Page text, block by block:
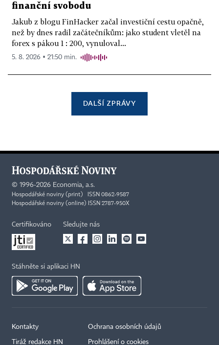
finanční svobodu
Jakub z blogu FinHacker začal investiční cestu opačně,
než by dnes radil začátečníkům: jako student vletěl na
forex s pákou 1 : 200, vynuloval...
5. 8. 2026 ▪ 21:50 min.
DALŠÍ ZPRÁVY
© 1996-2026 Economia, a.s.
Hospodářské noviny (print) ISSN 0862-9587
Hospodářské noviny (online) ISSN 2787-950X
Certifikováno Sledujte nás
Stáhněte si aplikaci HN
Kontakty
Tiráž redakce HN
Ochrana osobních údajů
Prohlášení o cookies